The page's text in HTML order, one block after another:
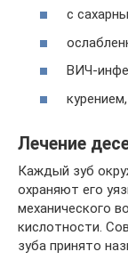
с
ВИЧ-
Лечение
Каждый зуб
охраняют его
механического
кислотности.
зуба принято